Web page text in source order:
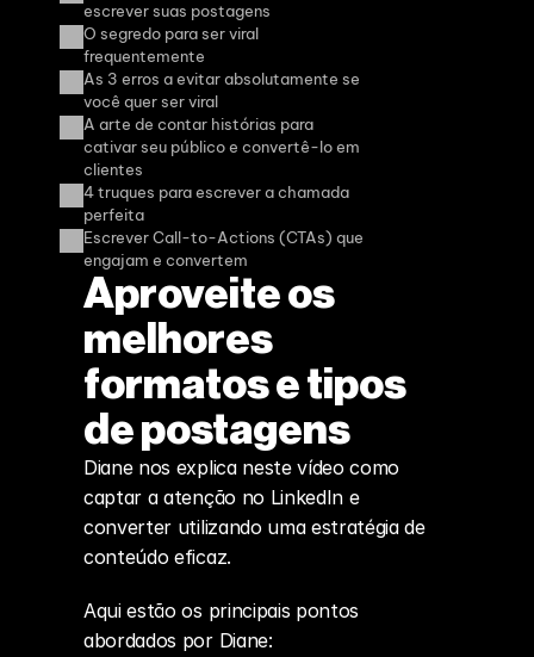
Aproveite os
melhores
formatos e tipos
de postagens
Diane nos explica neste vídeo como
captar a atenção no LinkedIn e
converter utilizando uma estratégia de
conteúdo eficaz.
Aqui estão os principais pontos
abordados por Diane:
escrever suas postagens
O segredo para ser viral
frequentemente
As 3 erros a evitar absolutamente se
você quer ser viral
A arte de contar histórias para
cativar seu público e convertê-lo em
clientes
4 truques para escrever a chamada
perfeita
Escrever Call-to-Actions (CTAs) que
engajam e convertem